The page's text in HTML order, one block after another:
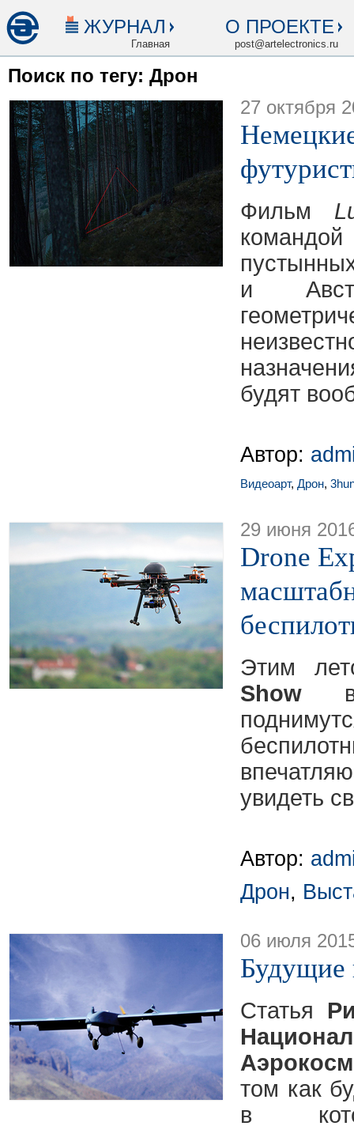
ЖУРНАЛ
Главная
О ПРОЕКТЕ
post@artelectronics.ru
Поиск по тегу: Дрон
27 октября
Фильм
и
будят
Автор:
Видеоарт, Дрон,
29 июня
Drone
Этим
Show в
увидеть
Автор:
Дрон,
06 июля
Будущие
Статья
том как
в